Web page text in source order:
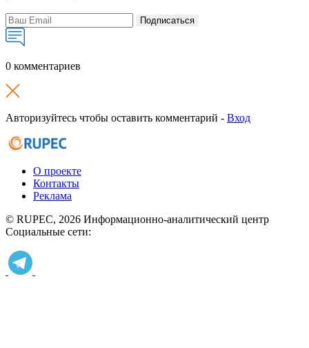
Подписаться
0 комментариев
Авторизуйтесь чтобы оставить комментарий - Вход
О проекте
Контакты
Реклама
© RUPEC, 2026 Информационно-аналитический центр
Социальные сети: